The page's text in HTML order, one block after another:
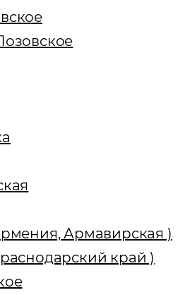
Армавирская )
край )